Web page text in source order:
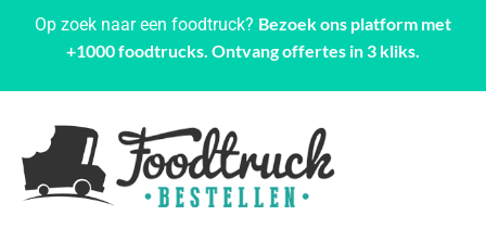
Op zoek naar een foodtruck? Bezoek ons platform met
+1000 foodtrucks. Ontvang offertes in 3 kliks.